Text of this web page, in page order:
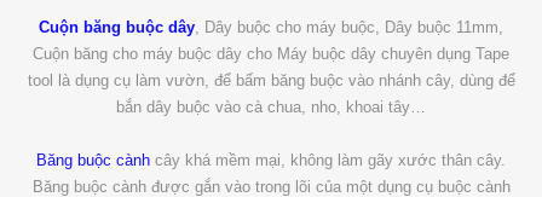
Cuộn băng buộc dây , Dây buộc cho máy buộc, Dây buộc 11mm,
Cuộn băng cho máy buộc dây cho Máy buộc dây chuyên dụng Tape
tool là dụng cụ làm vườn, để bấm băng buộc vào nhánh cây, dùng để
bắn dây buộc vào cà chua, nho, khoai tây…
Băng buộc cành cây khá mềm mại, không làm gãy xước thân cây.
Băng buộc cành được gắn vào trong lõi của một dụng cụ buộc cành